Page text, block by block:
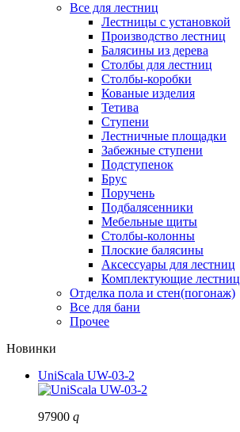
Все для лестниц
Лестницы с установкой
Производство лестниц
Балясины из дерева
Столбы для лестниц
Столбы-коробки
Кованые изделия
Тетива
Ступени
Лестничные площадки
Забежные ступени
Подступенок
Брус
Поручень
Подбалясенники
Мебельные щиты
Столбы-колонны
Плоские балясины
Аксессуары для лестниц
Комплектующие лестниц
Отделка пола и стен(погонаж)
Все для бани
Прочее
Новинки
UniScala UW-03-2
97900 q